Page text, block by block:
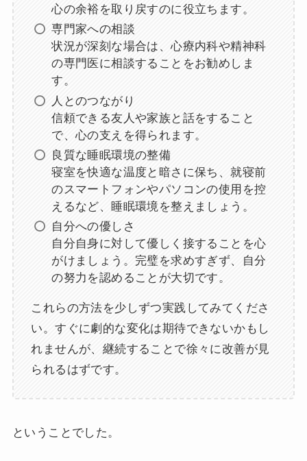
心の余裕を取り戻すのに役立ちます。
専門家への相談
状況が深刻な場合は、心療内科や精神科
の専門医に相談することをお勧めしま
す。
人とのつながり
信頼できる友人や家族と話をすること
で、心の支えを得られます。
良質な睡眠環境の整備
寝室を快適な温度と暗さに保ち、就寝前
のスマートフォンやパソコンの使用を控
えるなど、睡眠環境を整えましょう。
自分への優しさ
自分自身に対して優しく接することを心
がけましょう。完璧を求めすぎず、自分
の努力を認めることが大切です。
これらの方法を少しずつ実践してみてくださ
い。すぐに劇的な変化は期待できないかもし
れませんが、継続することで徐々に改善が見
られるはずです。
ということでした。